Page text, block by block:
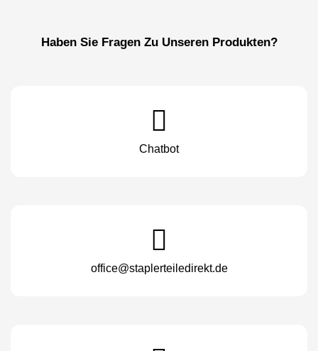
Haben Sie Fragen Zu Unseren Produkten?
Chatbot
office@staplerteiledirekt.de